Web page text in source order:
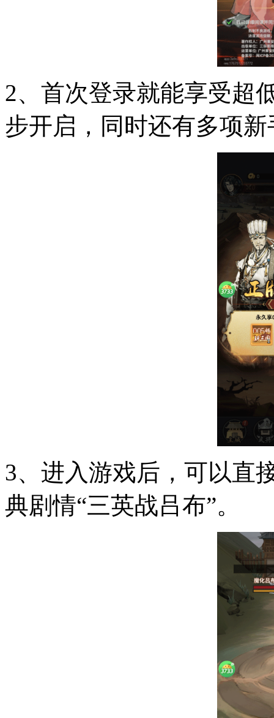
2、首次登录就能享受超
步开启，同时还有多项
3、进入游戏后，可以直
典剧情“三英战吕布”。